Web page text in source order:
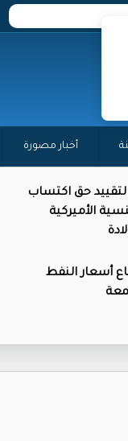
أخبار مصورة
لتقييد حق اكتساب
الأميركية
أسعار النفط